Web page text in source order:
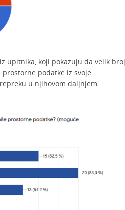
upitnika, koji pokazuju da velik broj
podatke iz svoje
u njihovom daljnjem